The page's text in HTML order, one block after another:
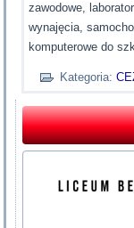
zawodowe,
wynajęcia,
komputerowe do
Kategoria: